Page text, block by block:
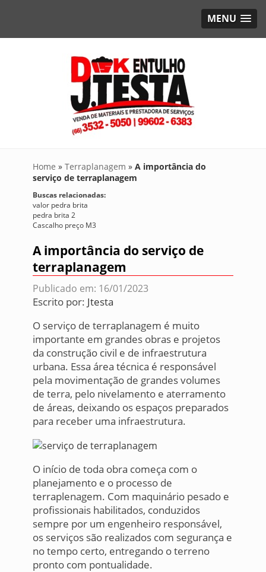
MENU
Home » Terraplanagem » A importância do
serviço de terraplanagem
Buscas relacionadas:
valor pedra brita
pedra brita 2
Cascalho preço M3
A importância do serviço de
terraplanagem
Publicado em: 16/01/2023
Escrito por: Jtesta
O serviço de terraplanagem é muito
importante em grandes obras e projetos
da construção civil e de infraestrutura
urbana. Essa área técnica é responsável
pela movimentação de grandes volumes
de terra, pelo nivelamento e aterramento
de áreas, deixando os espaços preparados
para receber uma infraestrutura.
O início de toda obra começa com o
planejamento e o processo de
terraplenagem. Com maquinário pesado e
profissionais habilitados, conduzidos
sempre por um engenheiro responsável,
os serviços são realizados com segurança e
no tempo certo, entregando o terreno
pronto com pontualidade.